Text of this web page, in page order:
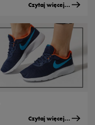
Czytaj więcej...
Czytaj więcej...